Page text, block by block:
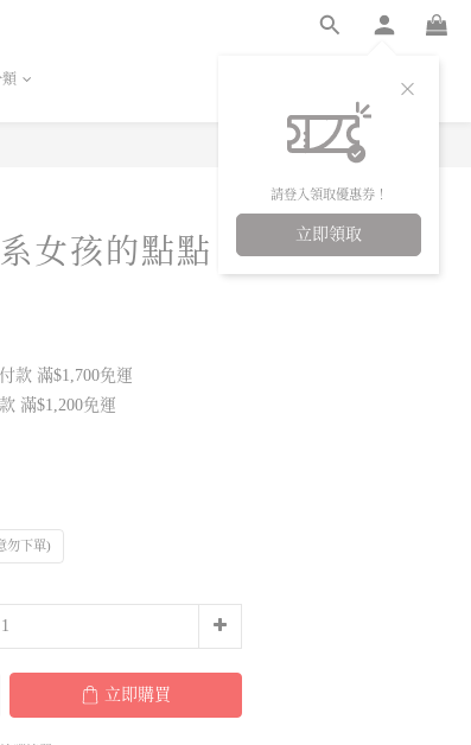
請登入領取優惠券！
立即領取
女孩的點點
款 滿$1,700免運
滿$1,200免運
勿下單)
立即購買